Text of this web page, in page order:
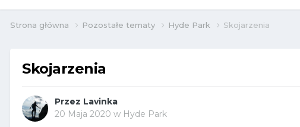
Strona główna Pozostałe tematy Hyde Park Skojarzenia
Skojarzenia
Przez Lavinka
20 Maja 2020 w Hyde Park